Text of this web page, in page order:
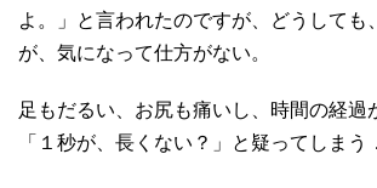
よ。」と言われたのですが、どうしても
が、気になって仕方がない。
足もだるい、お尻も痛いし、時間の経過
「１秒が、長くない？」と疑ってしまう